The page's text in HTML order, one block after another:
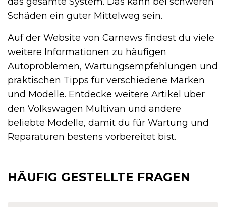
Schäden ein guter Mittelweg sein.
Auf der Website von Carnews findest du viele
weitere Informationen zu häufigen
Autoproblemen, Wartungsempfehlungen und
praktischen Tipps für verschiedene Marken
und Modelle. Entdecke weitere Artikel über
den Volkswagen Multivan und andere
beliebte Modelle, damit du für Wartung und
Reparaturen bestens vorbereitet bist.
HÄUFIG GESTELLTE FRAGEN